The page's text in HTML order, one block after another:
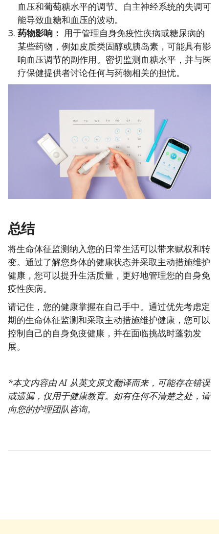
血压和葡萄糖水平的调节。自主神经系统的失调可
能导致血糖和血压的波动。
药物影响： 用于管理自身免疫性疾病或糖尿病的
某些药物，例如皮质类固醇或胰岛素，可能具有影
响血压调节的副作用。密切监测血糖水平，并与医
疗保健提供者讨论任何与药物相关的担忧。
总结
将生命体征监测纳入您的日常生活可以带来赋权和转
变。通过了解您身体的健康状态并采取主动措施维护
健康，您可以提升生活质量，更好地管理您的自身免
疫性疾病。
请记住，您的健康掌握在自己手中。通过优先考虑定
期的生命体征监测和采取主动措施维护健康，您可以
控制自己的自身免疫健康，并在面临挑战时蓬勃发
展。
*本文内容由 AI 从英文原文翻译而来，可能存在错误
或遗漏，仅用于健康教育。如有任何不清楚之处，请
向您的护理团队咨询。